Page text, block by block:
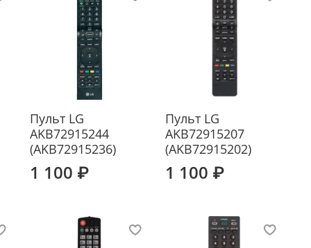
Пульт LG
AKB72915244
(AKB72915236)
1 100 ₽
Пульт LG
AKB72915207
(AKB72915202)
1 100 ₽